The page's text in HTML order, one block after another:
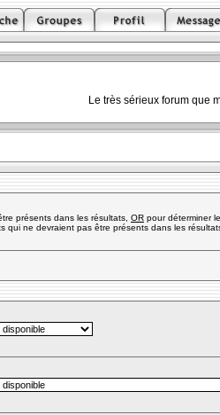
Le très sérieux forum que
présents dans les résultats, OR pour déterminer
qui ne devraient pas être présents dans les